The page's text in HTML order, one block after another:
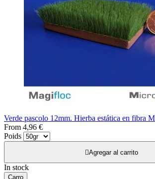
Verde pascolo 12mm. Hierba estática en fibra
From 4,96 €
Poids
Agregar al carrito
In stock
Carro